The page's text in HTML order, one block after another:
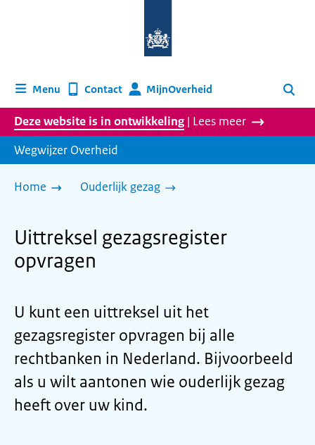
homepage
Menu Contact MijnOverheid Zoeken
Deze website is in ontwikkeling | Lees meer
Wegwijzer Overheid
Home Ouderlijk gezag
Uittreksel gezagsregister
opvragen
U kunt een uittreksel uit het
gezagsregister opvragen bij alle
rechtbanken in Nederland. Bijvoorbeeld
als u wilt aantonen wie ouderlijk gezag
heeft over uw kind.